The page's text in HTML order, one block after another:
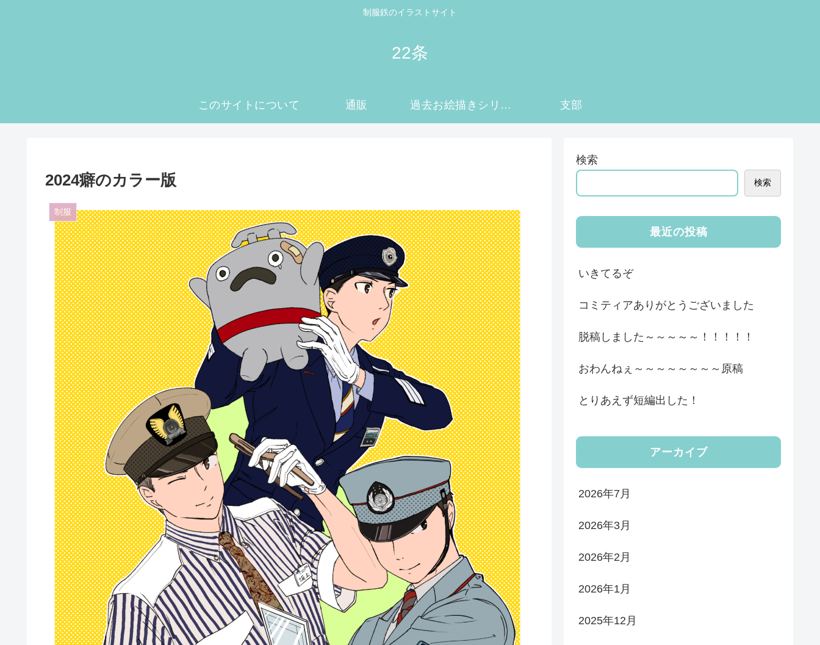
制服鉄のイラストサイト
22条
このサイトについて 通販 過去お絵描きシリーズ 支部
2024癖のカラー版
制服
検索
検索
最近の投稿
いきてるぞ
コミティアありがとうございました
脱稿しました～～～～～！！！！！
おわんねぇ～～～～～～～～原稿
とりあえず短編出した！
アーカイブ
2026年7月
2026年3月
2026年2月
2026年1月
2025年12月